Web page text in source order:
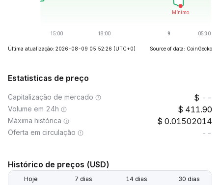
Última atualização: 2026-08-09 05:52:26 (UTC+0) Source of data: CoinGecko
Estatisticas de preço
Capitalização de mercado --
Volume em 24h 411.90
Máxima histórica 0.01502014
Oferta em circulação --
Histórico de preços (USD)
Hoje 7 dias 14 dias 30 dias